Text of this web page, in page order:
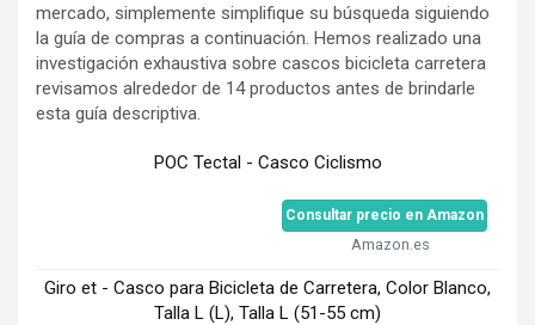
mercado, simplemente simplifique su búsqueda siguiendo
la guía de compras a continuación. Hemos realizado una
investigación exhaustiva sobre cascos bicicleta carretera
revisamos alrededor de 14 productos antes de brindarle
esta guía descriptiva.
POC Tectal - Casco Ciclismo
Consultar precio en Amazon
Amazon.es
Giro et - Casco para Bicicleta de Carretera, Color Blanco,
Talla L (L), Talla L (51-55 cm)